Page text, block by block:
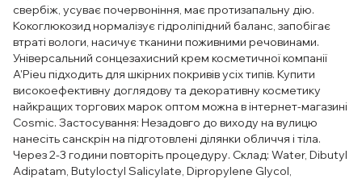
свербіж, усуває почервоніння, має протизапальну дію.
Кокоглюкозид нормалізує гідроліпідний баланс, запобігає
втраті вологи, насичує тканини поживними речовинами.
Універсальний сонцезахисний крем косметичної компанії
A'Pieu підходить для шкірних покривів усіх типів. Купити
високоефективну доглядову та декоративну косметику
найкращих торгових марок оптом можна в інтернет-магазині
Cosmic. Застосування: Незадовго до виходу на вулицю
нанесіть санскрін на підготовлені ділянки обличчя і тіла.
Через 2-3 години повторіть процедуру. Склад: Water, Dibutyl
Adipatam, Butyloctyl Salicylate, Dipropylene Glycol,